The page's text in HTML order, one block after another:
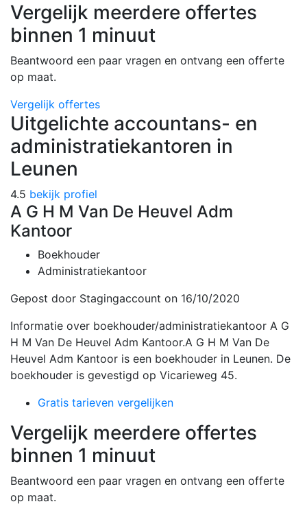
Vergelijk meerdere offertes
binnen 1 minuut
Beantwoord een paar vragen en ontvang een offerte
op maat.
Vergelijk offertes
Uitgelichte accountans- en
administratiekantoren in
Leunen
4.5 bekijk profiel
A G H M Van De Heuvel Adm
Kantoor
Boekhouder
Administratiekantoor
Gepost door Stagingaccount on 16/10/2020
Informatie over boekhouder/administratiekantoor A G
H M Van De Heuvel Adm Kantoor.A G H M Van De
Heuvel Adm Kantoor is een boekhouder in Leunen. De
boekhouder is gevestigd op Vicarieweg 45.
Gratis tarieven vergelijken
Vergelijk meerdere offertes
binnen 1 minuut
Beantwoord een paar vragen en ontvang een offerte
op maat.